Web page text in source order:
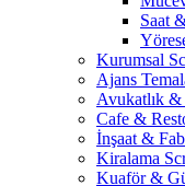
Saat
Kurumsal
Ajans
Avukatlık
Cafe &
İnşaat &
Kiralama
Kuaför &